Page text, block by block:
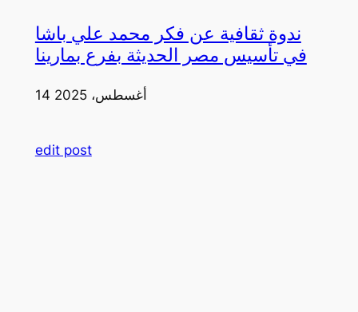
ندوة ثقافية عن فكر محمد علي باشا
في تأسيس مصر الحديثة بفرع بمارينا
14 أغسطس، 2025
edit post